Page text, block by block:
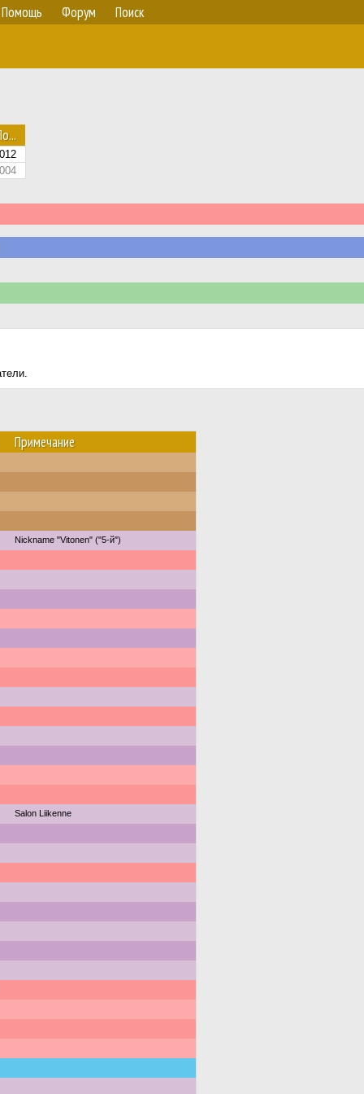
Помощь Форум Поиск
Примечание
Nickname "Vitonen" ("5-й")
Salon Liikenne